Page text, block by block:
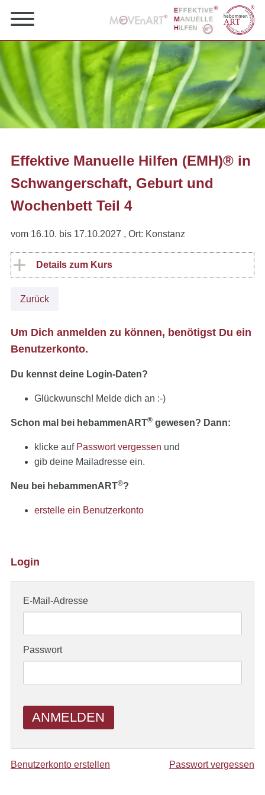
Effektive Manuelle Hilfen (EMH)® in
Schwangerschaft, Geburt und
Wochenbett Teil 4
vom 16.10. bis 17.10.2027 , Ort: Konstanz
Details zum Kurs
Zurück
Um Dich anmelden zu können, benötigst Du ein
Benutzerkonto.
Du kennst deine Login-Daten?
Glückwunsch! Melde dich an :-)
Schon mal bei hebammenART® gewesen? Dann:
klicke auf Passwort vergessen und
gib deine Mailadresse ein.
Neu bei hebammenART®?
erstelle ein Benutzerkonto
Login
E-Mail-Adresse
Passwort
ANMELDEN
Benutzerkonto erstellen Passwort vergessen